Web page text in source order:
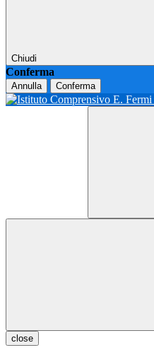
Chiudi
Conferma
Annulla Conferma
close